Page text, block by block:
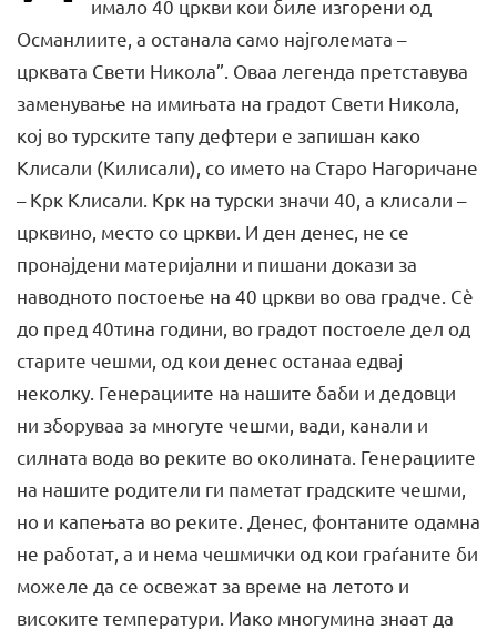
имало 40 цркви кои биле изгорени од
Османлиите, а останала само најголемата –
црквата Свети Никола”. Оваа легенда претставува
заменување на имињата на градот Свети Никола,
кој во турските тапу дефтери е запишан како
Клисали (Килисали), со името на Старо Нагоричане
– Крк Клисали. Крк на турски значи 40, а клисали –
црквино, место со цркви. И ден денес, не се
пронајдени материјални и пишани докази за
наводното постоење на 40 цркви во ова градче. Сè
до пред 40тина години, во градот постоеле дел од
старите чешми, од кои денес останаа едвај
неколку. Генерациите на нашите баби и дедовци
ни зборуваа за многуте чешми, вади, канали и
силната вода во реките во околината. Генерациите
на нашите родители ги паметат градските чешми,
но и капењата во реките. Денес, фонтаните одамна
не работат, а и нема чешмички од кои граѓаните би
можеле да се освежат за време на летото и
високите температури. Иако многумина знаат да